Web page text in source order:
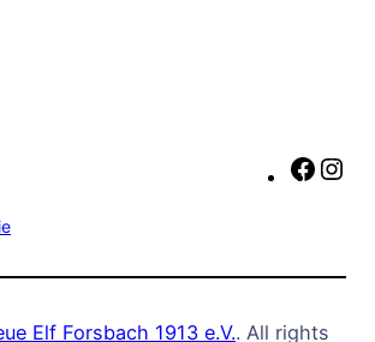
Elf Forsbach 1913 e.V.. All rights